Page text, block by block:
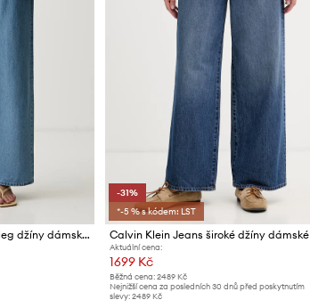
Calvin Klein Jeans wide leg džíny dámské
-31%
*-5 % s kódem: LST
Calvin Klein Jeans široké džíny dámské
Aktuální cena:
1699 Kč
Běžná cena: 2489 Kč
Nejnižší cena za posledních 30 dnů před poskytnutím
slevy: 2489 Kč